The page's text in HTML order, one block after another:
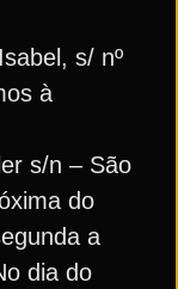
s/ nº
à
s/n – São
do
a
dia do